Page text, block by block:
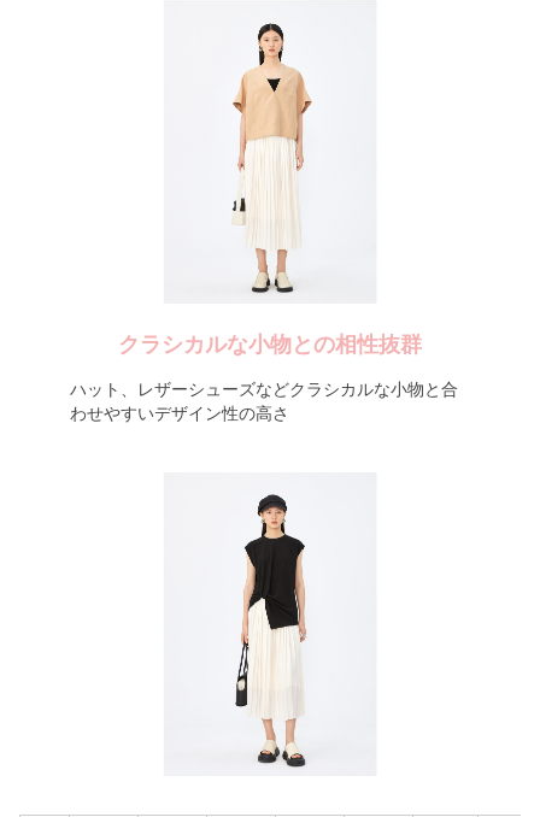
クラシカルな小物との相性抜群
ハット、レザーシューズなどクラシカルな小物と合
わせやすいデザイン性の高さ